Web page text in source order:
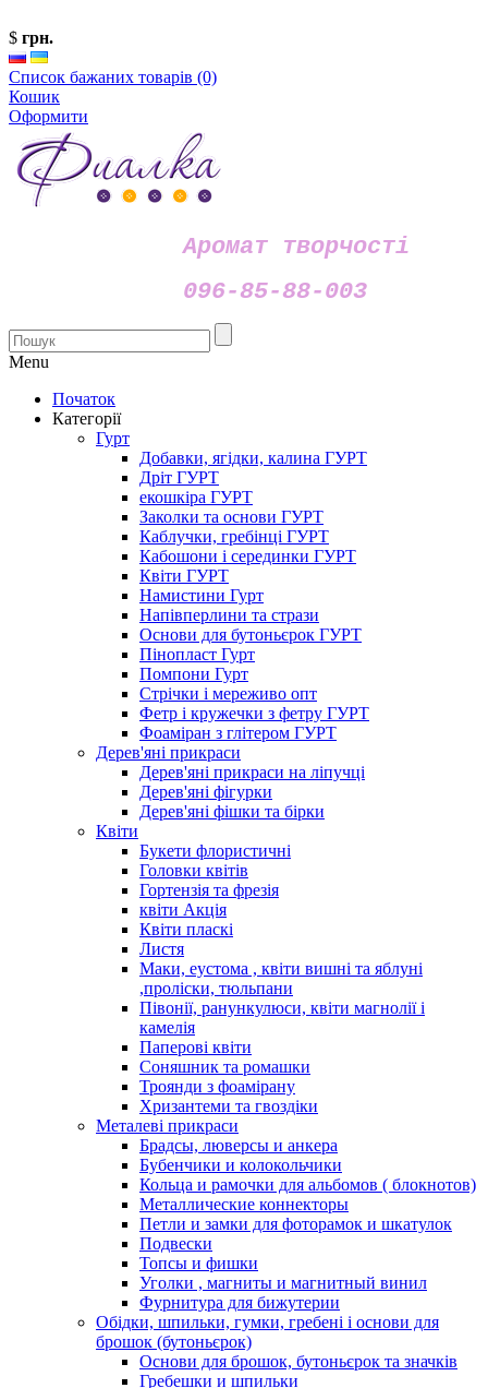
$ грн.
Список бажаних товарів (0)
Кошик
Оформити
Аромат творчості
096-85-88-003
Menu
Початок
Категорії
Гурт
Добавки, ягідки, калина ГУРТ
Дріт ГУРТ
екошкіра ГУРТ
Заколки та основи ГУРТ
Каблучки, гребінці ГУРТ
Кабошони і серединки ГУРТ
Квіти ГУРТ
Намистини Гурт
Напівперлини та стрази
Основи для бутоньєрок ГУРТ
Пінопласт Гурт
Помпони Гурт
Стрічки і мереживо опт
Фетр і кружечки з фетру ГУРТ
Фоаміран з глітером ГУРТ
Дерев'яні прикраси
Дерев'яні прикраси на ліпучці
Дерев'яні фігурки
Дерев'яні фішки та бірки
Квіти
Букети флористичні
Головки квітів
Гортензія та фрезія
квіти Акція
Квіти пласкі
Листя
Маки, еустома , квіти вишні та яблуні
,проліски, тюльпани
Півонії, ранункулюси, квіти магнолії і
камелія
Паперові квіти
Соняшник та ромашки
Троянди з фоамірану
Хризантеми та гвоздіки
Металеві прикраси
Брадсы, люверсы и анкера
Бубенчики и колокольчики
Кольца и рамочки для альбомов ( блокнотов)
Металлические коннекторы
Петли и замки для фоторамок и шкатулок
Подвески
Топсы и фишки
Уголки , магниты и магнитный винил
Фурнитура для бижутерии
Обідки, шпильки, гумки, гребені і основи для
брошок (бутоньєрок)
Основи для брошок, бутоньєрок та значків
Гребешки и шпильки